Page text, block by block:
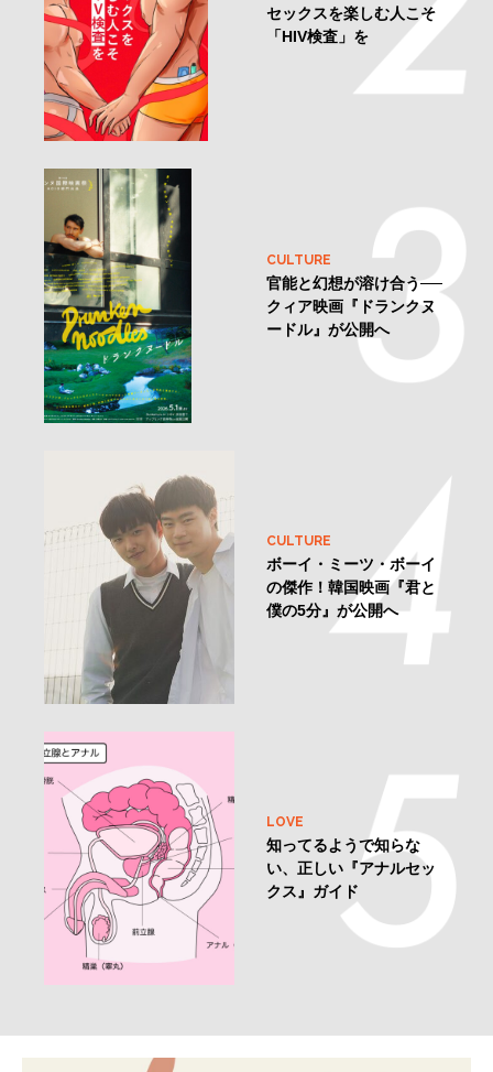
セックスを楽しむ人こそ
「HIV検査」を
CULTURE
官能と幻想が溶け合う──
クィア映画『ドランクヌ
ードル』が公開へ
CULTURE
ボーイ・ミーツ・ボーイ
の傑作！韓国映画『君と
僕の5分』が公開へ
LOVE
知ってるようで知らな
い、正しい『アナルセッ
クス』ガイド